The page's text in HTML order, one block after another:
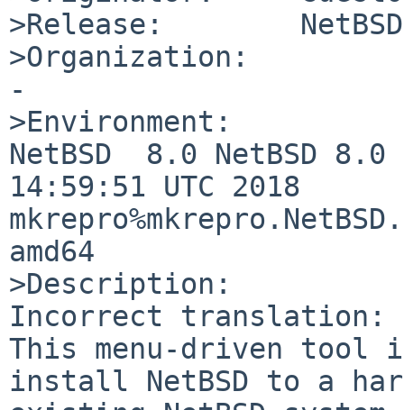
>Release:
>Organization:
-
>Environment:
NetBSD  8.0 NetBSD
14:59:51 UTC 2018
amd64
>Description:
Incorrect translation:
This menu-driven tool
install NetBSD to a